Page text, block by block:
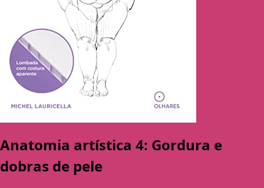
Anatomia artística 4: Gordura e
dobras de pele